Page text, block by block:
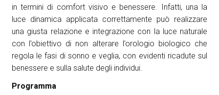
in termini di comfort visivo e benessere. Infatti, una la
luce dinamica applicata correttamente può realizzare
una giusta relazione e integrazione con la luce naturale
con l’obiettivo di non alterare l’orologio biologico che
regola le fasi di sonno e veglia, con evidenti ricadute sul
benessere e sulla salute degli individui.
Programma